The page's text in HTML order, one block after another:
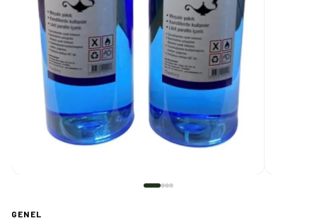
GENEL